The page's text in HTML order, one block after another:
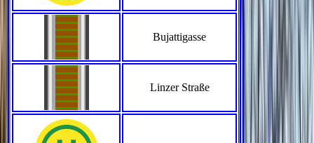
Bujattigasse
Linzer Straße